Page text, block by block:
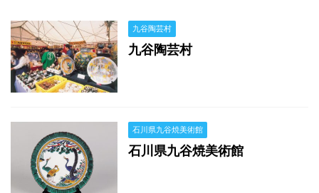
九谷陶芸村
九谷陶芸村
石川県九谷焼美術館
石川県九谷焼美術館